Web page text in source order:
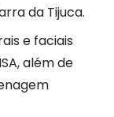
da Tijuca.
e faciais
além de